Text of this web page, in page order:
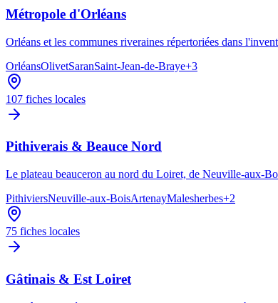
Métropole d'Orléans
Orléans et les communes riveraines répertoriées dans
OrléansOlivetSaranSaint-Jean-de-Braye+3
107 fiches locales
Pithiverais & Beauce Nord
Le plateau beauceron au nord du Loiret, de Neuville-aux-
PithiviersNeuville-aux-BoisArtenayMalesherbes+2
75 fiches locales
Gâtinais & Est Loiret